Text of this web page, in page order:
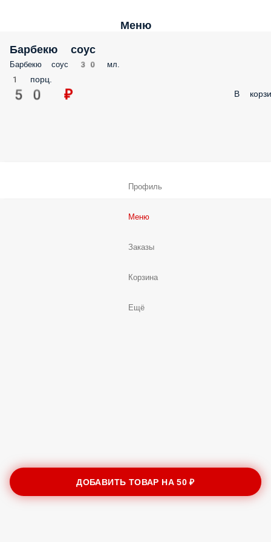
Меню
Барбекю соус
Барбекю соус 30 мл.
1 порц.
50 ₽ В
ДОБАВИТЬ ТОВАР НА50 ₽
Профиль
Меню
Заказы
Корзина
Ещё